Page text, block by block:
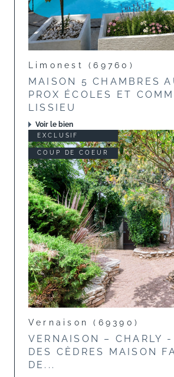
Limonest (69760)
MAISON 5 CHAMBRES
PROX ÉCOLES ET
LISSIEU
Voir le bien
EXCLUSIF
COUP DE COEUR
Vernaison (69390)
VERNAISON – CHARLY
DES CÈDRES MAISON
DE...